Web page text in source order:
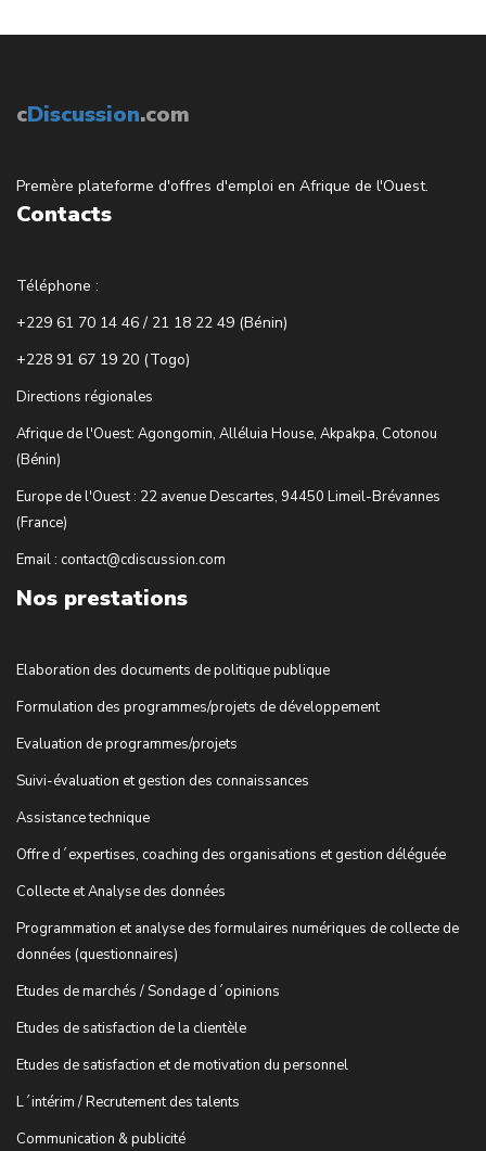
cDiscussion.com
Premère plateforme d'offres d'emploi en Afrique de l'Ouest.
Contacts
Téléphone :
+229 61 70 14 46 / 21 18 22 49 (Bénin)
+228 91 67 19 20 (Togo)
Directions régionales
Afrique de l'Ouest: Agongomin, Alléluia House, Akpakpa, Cotonou
(Bénin)
Europe de l'Ouest : 22 avenue Descartes, 94450 Limeil-Brévannes
(France)
Email : contact@cdiscussion.com
Nos prestations
Elaboration des documents de politique publique
Formulation des programmes/projets de développement
Evaluation de programmes/projets
Suivi-évaluation et gestion des connaissances
Assistance technique
Offre d´expertises, coaching des organisations et gestion déléguée
Collecte et Analyse des données
Programmation et analyse des formulaires numériques de collecte de
données (questionnaires)
Etudes de marchés / Sondage d´opinions
Etudes de satisfaction de la clientèle
Etudes de satisfaction et de motivation du personnel
L´intérim / Recrutement des talents
Communication & publicité